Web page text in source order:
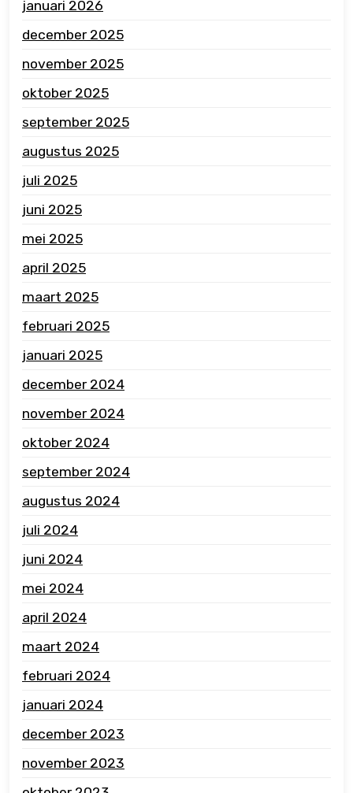
januari 2026
december 2025
november 2025
oktober 2025
september 2025
augustus 2025
juli 2025
juni 2025
mei 2025
april 2025
maart 2025
februari 2025
januari 2025
december 2024
november 2024
oktober 2024
september 2024
augustus 2024
juli 2024
juni 2024
mei 2024
april 2024
maart 2024
februari 2024
januari 2024
december 2023
november 2023